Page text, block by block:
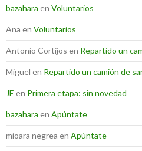
bazahara en Voluntarios
Ana en Voluntarios
Antonio Cortijos en Repartido un
Miguel en Repartido un camión de
JE en Primera etapa: sin novedad
bazahara en Apúntate
mioara negrea en Apúntate